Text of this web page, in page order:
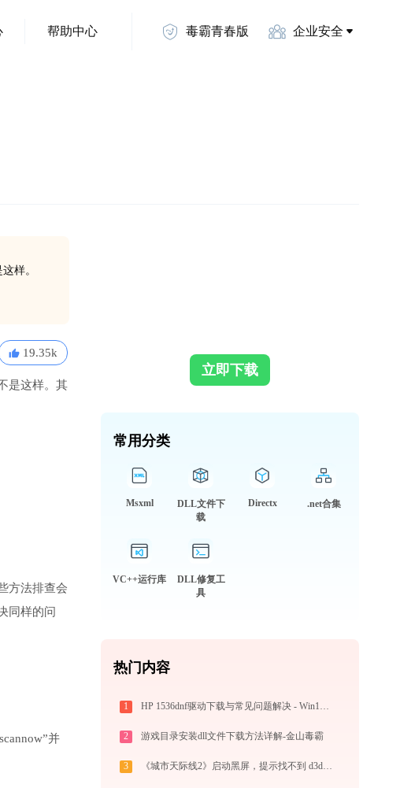
帮助中心 毒霸青春版 企业安全
样。
19.35k
是这样。其
方法排查会
同样的问
并
立即下载
常用分类
Msxml
DLL文件下
载
Directx .net合集
VC++运行库
DLL修复工
具
热门内容
1 HP 1536dnf驱动下载与常见问题解决 - Win10/Win11兼容指南
2 游戏目录安装dll文件下载方法详解-金山毒霸
3 《城市天际线2》启动黑屏，提示找不到 d3d12.dll怎么办？实测 5 招解决！